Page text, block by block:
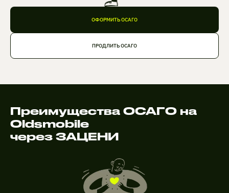
ОФОРМИТЬ ОСАГО
ПРОДЛИТЬ ОСАГО
Преимущества ОСАГО на
Oldsmobile
через ЗАЦЕНИ